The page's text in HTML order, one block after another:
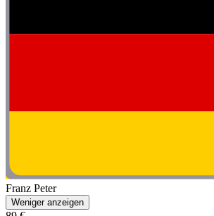
Franz Peter
Weniger anzeigen